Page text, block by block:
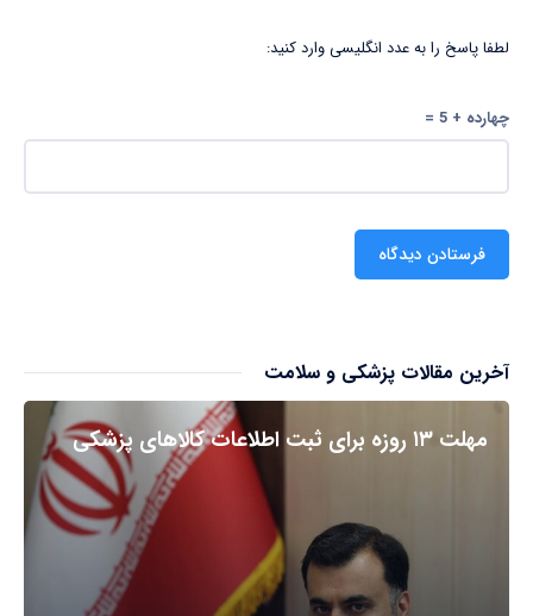
لطفا پاسخ را به عدد انگلیسی وارد کنید:
چهارده + 5 =
آخرین مقالات پزشکی و سلامت
مهلت ۱۳ روزه برای ثبت اطلاعات کالاهای پزشکی